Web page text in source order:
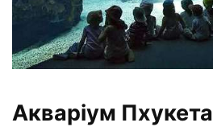
Акваріум Пхукета